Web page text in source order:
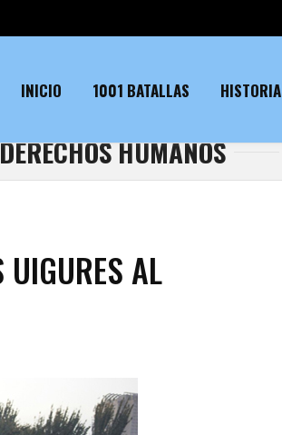
INICIO 1001 BATALLAS HISTORIA
DERECHOS HUMANOS
UIGURES AL